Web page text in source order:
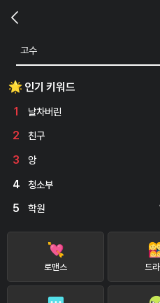
인기 키워드
1
날차버린
2 친구
3 앙
4 청소부
5 학원
로맨스 드